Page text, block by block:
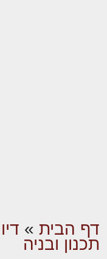
דף הבית »
תכנון ובניה